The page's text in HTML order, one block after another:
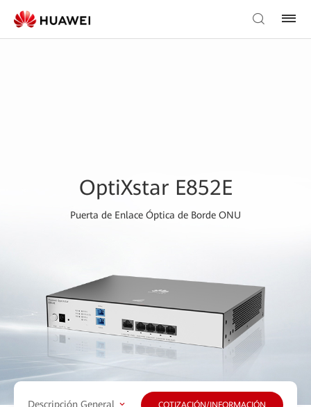
OptiXstar E852E
Puerta de Enlace Óptica de Borde ONU
Descripción General COTIZACIÓN/INFORMACIÓN